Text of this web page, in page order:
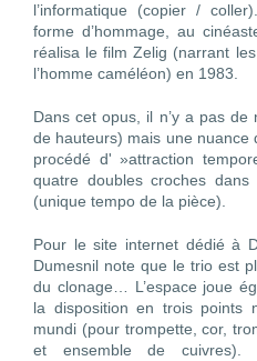
l’informatique (copier /
forme d’hommage, au
réalisa le film Zelig (narrant
l’homme caméléon) en 1983.
Dans cet opus, il n’y a pas de
de hauteurs) mais une nuance
procédé d' »attraction
quatre doubles croches
(unique tempo de la pièce).
Pour le site internet dédié à
Dumesnil note que le trio est
du clonage… L’espace joue
la disposition en trois points
mundi (pour trompette, cor,
et ensemble de cuivres).